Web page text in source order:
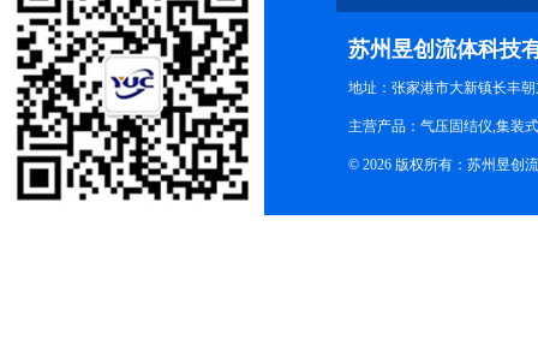
苏州昱创流体科技
地址：张家港市大新镇长丰
主营产品：气压固结仪,集装
© 2026 版权所有：苏州昱创